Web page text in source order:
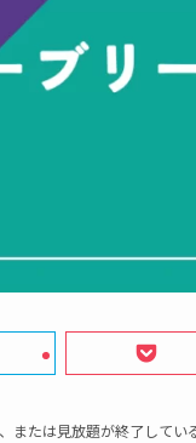
たは見放題が終了して